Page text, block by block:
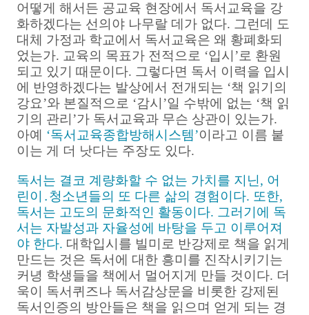
어떻게 해서든 공교육 현장에서 독서교육을 강
화하겠다는 선의야 나무랄 데가 없다. 그런데 도
대체 가정과 학교에서 독서교육은 왜 황폐화되
었는가. 교육의 목표가 전적으로 ‘입시’로 환원
되고 있기 때문이다. 그렇다면 독서 이력을 입시
에 반영하겠다는 발상에서 전개되는 ‘책 읽기의
강요’와 본질적으로 ‘감시’일 수밖에 없는 ‘책 읽
기의 관리’가 독서교육과 무슨 상관이 있는가.
아예 ‘독서교육종합방해시스템’이라고 이름 붙
이는 게 더 낫다는 주장도 있다.
독서는 결코 계량화할 수 없는 가치를 지닌, 어
린이․청소년들의 또 다른 삶의 경험이다. 또한,
독서는 고도의 문화적인 활동이다. 그러기에 독
서는 자발성과 자율성에 바탕을 두고 이루어져
야 한다. 대학입시를 빌미로 반강제로 책을 읽게
만드는 것은 독서에 대한 흥미를 진작시키기는
커녕 학생들을 책에서 멀어지게 만들 것이다. 더
욱이 독서퀴즈나 독서감상문을 비롯한 강제된
독서인증의 방안들은 책을 읽으며 얻게 되는 경